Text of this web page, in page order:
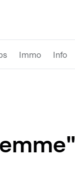
Immo Info